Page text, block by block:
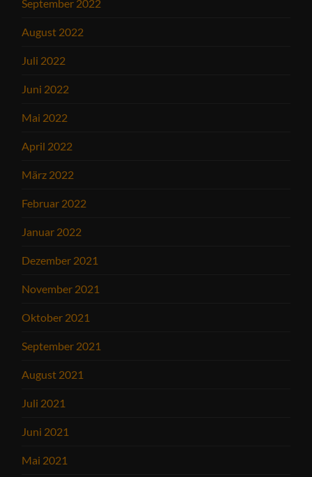
September 2022
August 2022
Juli 2022
Juni 2022
Mai 2022
April 2022
März 2022
Februar 2022
Januar 2022
Dezember 2021
November 2021
Oktober 2021
September 2021
August 2021
Juli 2021
Juni 2021
Mai 2021